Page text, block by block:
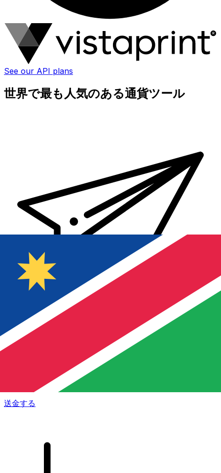
See our API plans
世界で最も人気のある通貨ツール
Xe 国際送金
オンラインの送金が迅速、安全、簡単に行えます。ライブの
追跡と通知に加え、柔軟な配信と支払いオプションをご利用
いただけます。
送金する